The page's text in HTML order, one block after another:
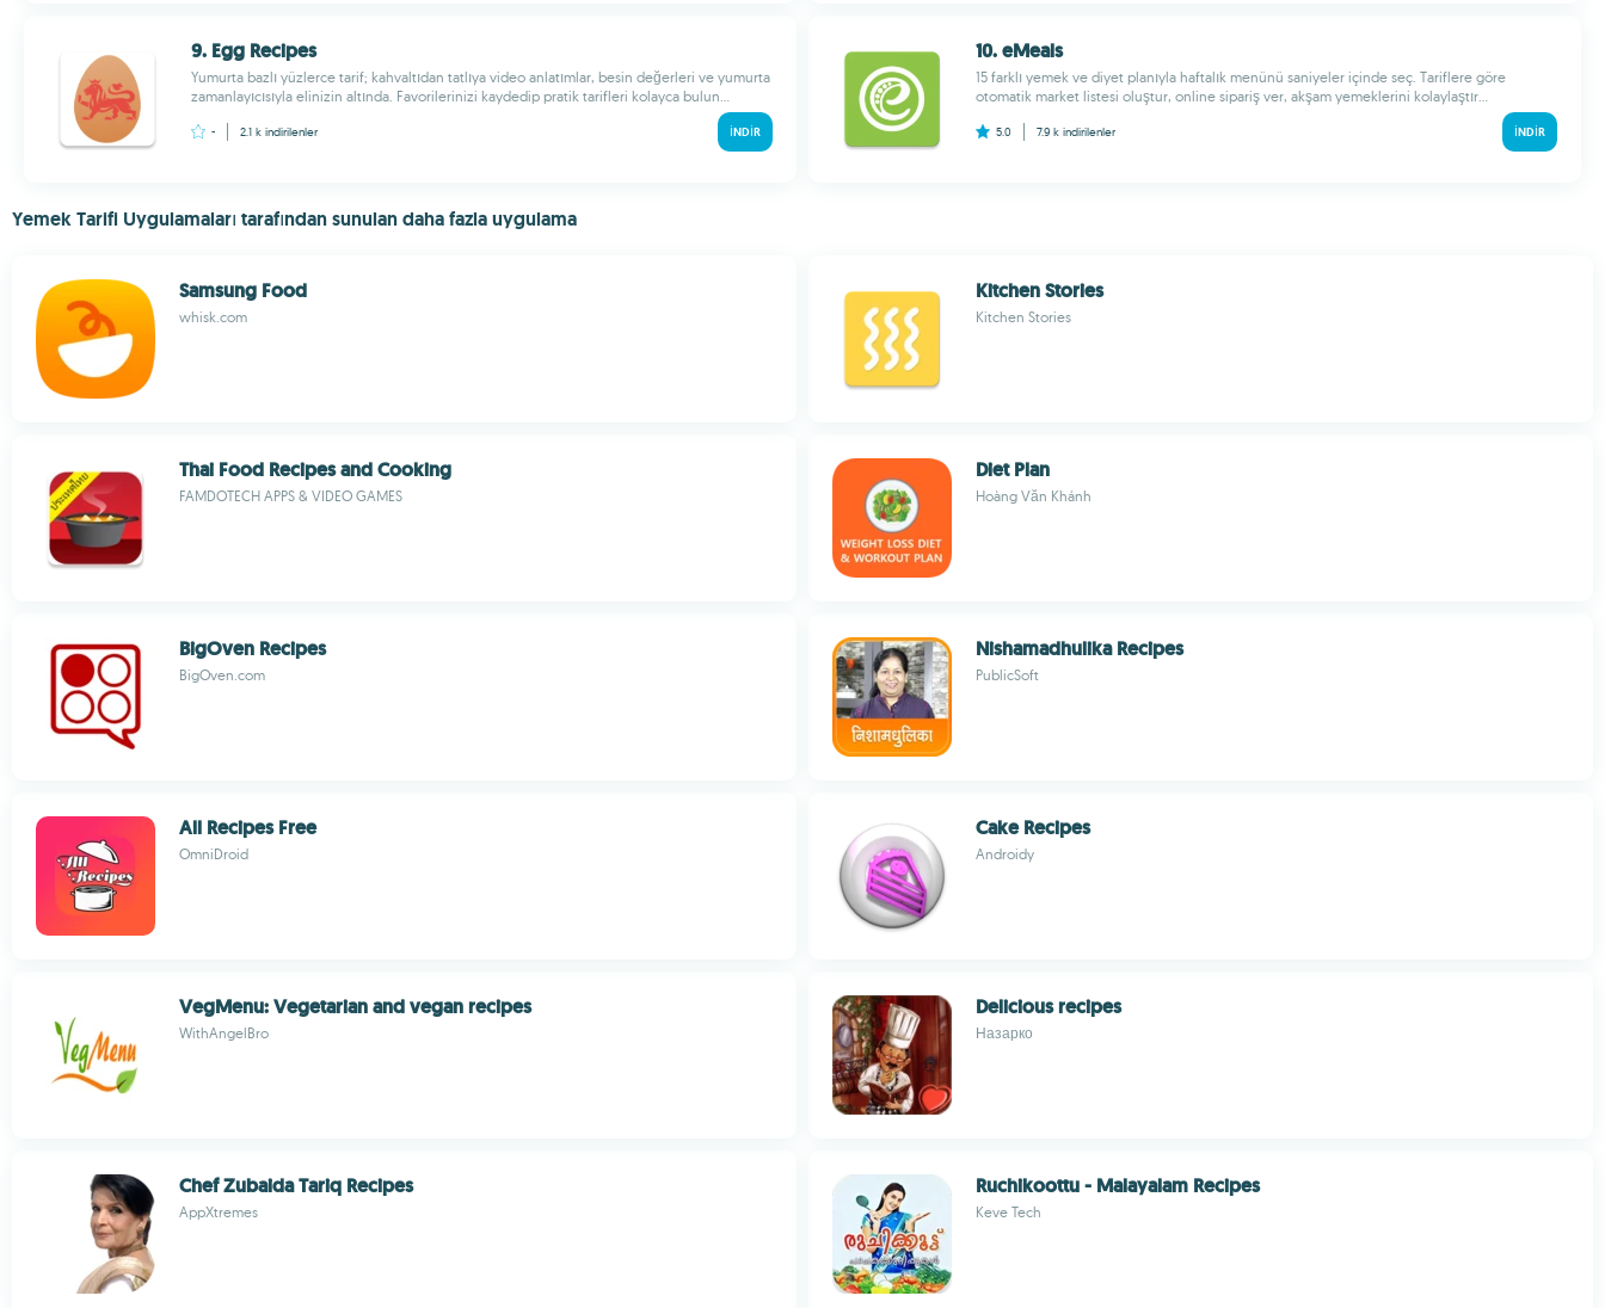
9. Egg Recipes
Yumurta bazlı yüzlerce tarif; kahvaltıdan tatlıya video anlatımlar, besin değerleri ve yumurta
zamanlayıcısıyla elinizin altında. Favorilerinizi kaydedip pratik tarifleri kolayca bulun...
- 2.1 k indirilenler İNDIR
10. eMeals
15 farklı yemek ve diyet planıyla haftalık menünü saniyeler içinde seç. Tariflere göre
otomatik market listesi oluştur, online sipariş ver, akşam yemeklerini kolaylaştır...
5.0 7.9 k indirilenler İNDIR
Yemek Tarifi Uygulamaları tarafından sunulan daha fazla uygulama
Samsung Food
whisk.com
Kitchen Stories
Kitchen Stories
Thai Food Recipes and Cooking
FAMDOTECH APPS & VIDEO GAMES
Diet Plan
Hoàng Văn Khánh
BigOven Recipes
BigOven.com
Nishamadhulika Recipes
PublicSoft
All Recipes Free
OmniDroid
Cake Recipes
Androidy
VegMenu: Vegetarian and vegan recipes
WithAngelBro
Delicious recipes
Назарко
Chef Zubaida Tariq Recipes
AppXtremes
Ruchikoottu - Malayalam Recipes
Keve Tech